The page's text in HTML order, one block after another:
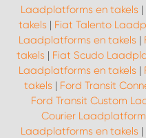
Laadplatforms en takels |
takels | Fiat Talento
Laadplatforms en takels |
takels | Fiat Scudo
Laadplatforms en takels |
takels | Ford Transit
Ford Transit Custom
Courier
Laadplatforms en takels |
WORK SYSTEM REEUWIJK
WORK SYSTEM RIDDERKERK
WORK SYSTEM SIMPELVELD